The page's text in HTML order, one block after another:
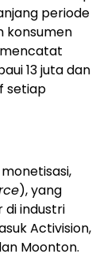
periode
konsumen
mencatat
13 juta dan
setiap
), yang
industri
Activision,
Moonton.